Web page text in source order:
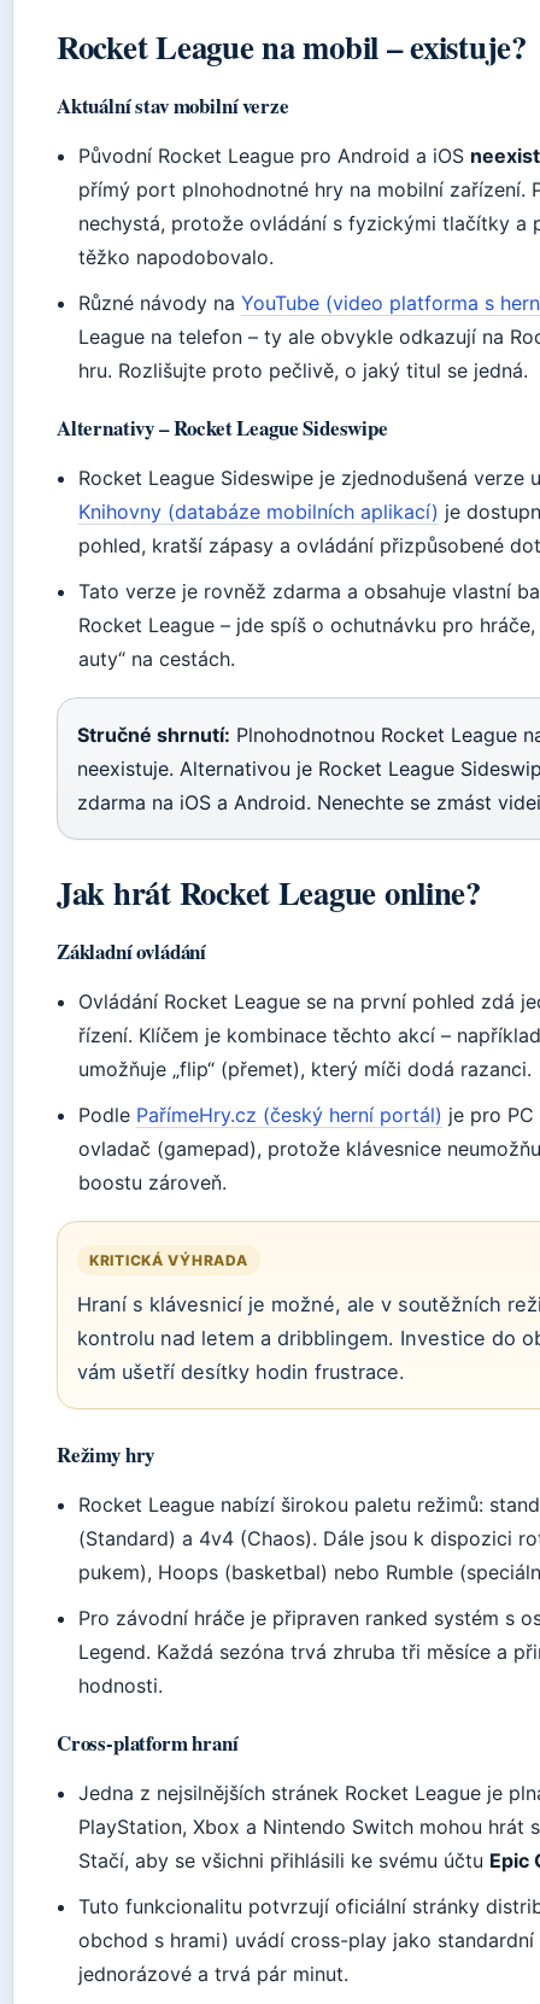
Rocket League na mobil – existuje?
Aktuální stav mobilní verze
Původní Rocket League pro Android a iOS
přímý port plnohodnotné hry na mobilní zařízení.
nechystá, protože ovládání s fyzickými tlačítky a
těžko napodobovalo.
Různé návody naYouTube (video platforma s
League na telefon – ty ale obvykle odkazují na
hru. Rozlišujte proto pečlivě, o jaký titul se jedná.
Alternativy – Rocket League Sideswipe
Rocket League Sideswipe je zjednodušená
Knihovny (databáze mobilních aplikací) je
pohled, kratší zápasy a ovládání přizpůsobené
Tato verze je rovněž zdarma a obsahuje vlastní
Rocket League – jde spíš o ochutnávku pro
auty“ na cestách.
Stručné shrnutí: Plnohodnotnou Rocket League
neexistuje. Alternativou je Rocket League
zdarma na iOS a Android. Nenechte se zmást
Jak hrát Rocket League online?
Základní ovládání
Ovládání Rocket League se na první pohled zdá
řízení. Klíčem je kombinace těchto akcí –
umožňuje „flip“ (přemet), který míči dodá razanci.
Podle PařímeHry.cz (český herní portál) je pro
ovladač (gamepad), protože klávesnice
boostu zároveň.
KRITICKÁ VÝHRADA
Hraní s klávesnicí je možné, ale v soutěžních
kontrolu nad letem a dribblingem. Investice do
vám ušetří desítky hodin frustrace.
Režimy hry
Rocket League nabízí širokou paletu režimů:
(Standard) a 4v4 (Chaos). Dále jsou k dispozici
pukem), Hoops (basketbal) nebo Rumble
Pro závodní hráče je připraven ranked systém s
Legend. Každá sezóna trvá zhruba tři měsíce a
hodnosti.
Cross-platform hraní
Jedna z nejsilnějších stránek Rocket League je
PlayStation, Xbox a Nintendo Switch mohou hrát
Stačí, aby se všichni přihlásili ke svému účtu Epic
Tuto funkcionalitu potvrzují oficiální stránky
obchod s hrami) uvádí cross-play jako
jednorázové a trvá pár minut.